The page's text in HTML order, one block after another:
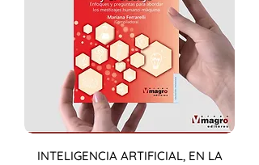
INTELIGENCIA ARTIFICIAL, EN LA